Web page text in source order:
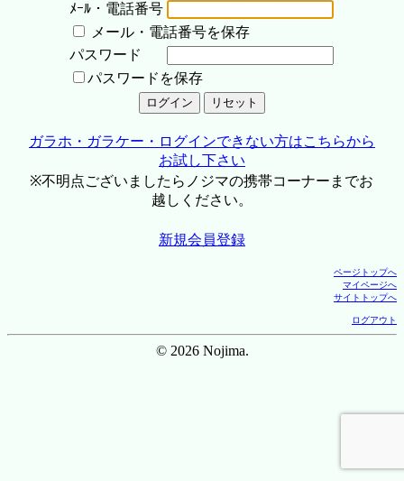
ﾒｰﾙ・電話番号
メール・電話番号を保存
パスワード
パスワードを保存
ガラホ・ガラケー・ログインできない方はこちらから
お試し下さい
※不明点ございましたらノジマの携帯コーナーまでお
越しください。
新規会員登録
ページトップへ
マイページへ
サイトトップへ
ログアウト
© 2026 Nojima.